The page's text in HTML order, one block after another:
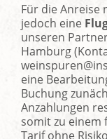
Für die Anreise
jedoch eine
unseren
Hamburg
eine
Buchung
Anzahlungen
somit zu einem
Tarif ohne